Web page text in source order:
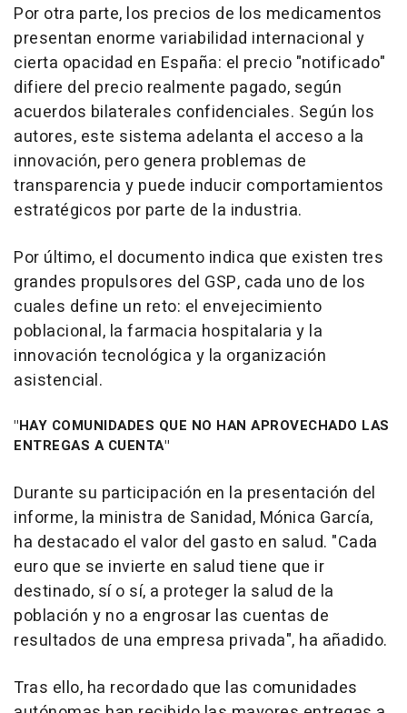
Por otra parte, los precios de los medicamentos
presentan enorme variabilidad internacional y
cierta opacidad en España: el precio "notificado"
difiere del precio realmente pagado, según
acuerdos bilaterales confidenciales. Según los
autores, este sistema adelanta el acceso a la
innovación, pero genera problemas de
transparencia y puede inducir comportamientos
estratégicos por parte de la industria.
Por último, el documento indica que existen tres
grandes propulsores del GSP, cada uno de los
cuales define un reto: el envejecimiento
poblacional, la farmacia hospitalaria y la
innovación tecnológica y la organización
asistencial.
"HAY COMUNIDADES QUE NO HAN APROVECHADO LAS
ENTREGAS A CUENTA"
Durante su participación en la presentación del
informe, la ministra de Sanidad, Mónica García,
ha destacado el valor del gasto en salud. "Cada
euro que se invierte en salud tiene que ir
destinado, sí o sí, a proteger la salud de la
población y no a engrosar las cuentas de
resultados de una empresa privada", ha añadido.
Tras ello, ha recordado que las comunidades